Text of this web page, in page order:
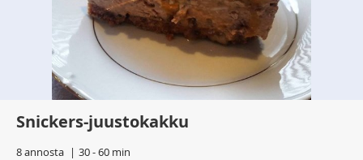
Snickers-juustokakku
8 annosta 30 - 60 min